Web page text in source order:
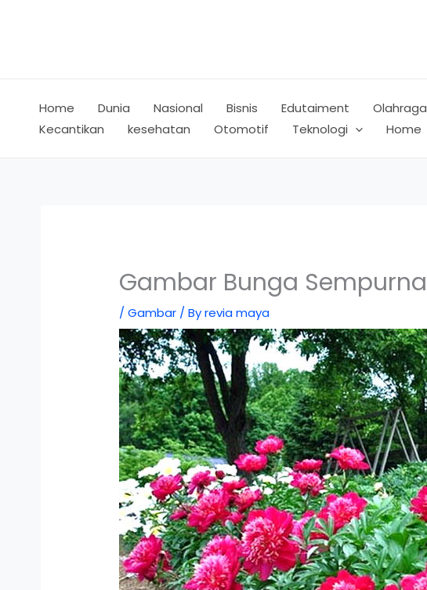
Home Dunia Nasional Bisnis Edutaiment Olahraga
Kecantikan
kesehatan Otomotif Teknologi Home
Gambar Bunga Sempurna
/Gambar / Byrevia maya